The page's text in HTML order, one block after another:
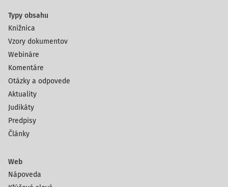
Typy obsahu
Knižnica
Vzory dokumentov
Webináre
Komentáre
Otázky a odpovede
Aktuality
Judikáty
Predpisy
Články
Web
Nápoveda